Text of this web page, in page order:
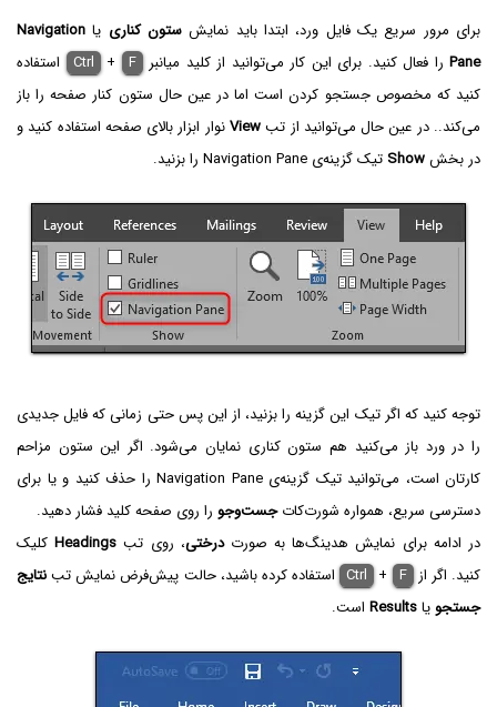
برای مرور سریع یک فایل ورد، ابتدا باید نمایش ستون کناری یا Navigation
Pane را فعال کنید. برای این کار می‌توانید از کلید میانبر Ctrl + F
استفاده
کنید که مخصوص جستجو کردن است اما در عین حال ستون کنار صفحه را باز
می‌کند.. در عین حال می‌توانید از تبViewنوار ابزار بالای صفحه استفاده کنید و
در بخشShow تیک گزینه‌ی Navigation Pane را بزنید.
توجه کنید که اگر تیک این گزینه را بزنید، از این پس حتی زمانی که فایل جدیدی
را در ورد باز می‌کنید هم ستون کناری نمایان می‌شود. اگر این ستون مزاحم
کارتان است، می‌توانید تیک گزینه‌ی Navigation Pane را حذف کنید و یا برای
دسترسی سریع، همواره شورت‌کاتجست‌وجو را روی صفحه کلید فشار دهید.
در ادامه برای نمایش هدینگ‌ها به صورتدرختی، روی تب Headingsکلیک
کنید. اگر از
Ctrl + F استفاده کرده باشید، حالت پیش‌فرض نمایش تبنتایج
جستجو یاResults است.